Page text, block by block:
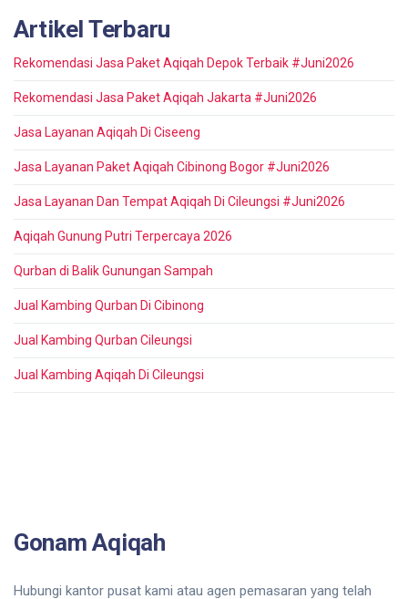
Artikel Terbaru
Rekomendasi Jasa Paket Aqiqah Depok Terbaik #Juni2026
Rekomendasi Jasa Paket Aqiqah Jakarta #Juni2026
Jasa Layanan Aqiqah Di Ciseeng
Jasa Layanan Paket Aqiqah Cibinong Bogor #Juni2026
Jasa Layanan Dan Tempat Aqiqah Di Cileungsi #Juni2026
Aqiqah Gunung Putri Terpercaya 2026
Qurban di Balik Gunungan Sampah
Jual Kambing Qurban Di Cibinong
Jual Kambing Qurban Cileungsi
Jual Kambing Aqiqah Di Cileungsi
Gonam Aqiqah
Hubungi kantor pusat kami atau agen pemasaran yang telah